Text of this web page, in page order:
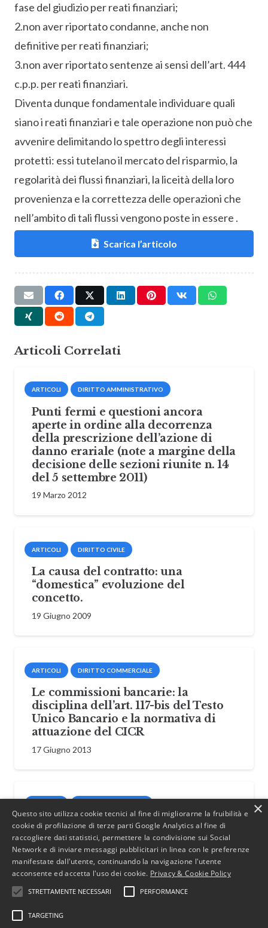
fase del giudizio per reati finanziari;
2.non aver riportato condanne, anche non
definitive per reati finanziari;
3.non aver riportato sentenze ai sensi dell’art. 444
c.p.p. per reati finanziari.
Diventa dunque fondamentale individuare quali
siano i reati finanziari e tale operazione non può che
avvenire delimitando lo spettro degli interessi
protetti: essi tutelano il mercato del risparmio, la
regolarità dei flussi finanziari, la liceità della loro
provenienza e la correttezza delle operazioni che
nell’ambito di tali flussi vengono poste in essere .
Scarica l’articolo
Articoli Correlati
ARTICOLI DIRITTO AMMINISTRATIVO
Punti fermi e questioni ancora
aperte in ordine alla decorrenza
della prescrizione dell’azione di
danno erariale (note a margine della
decisione delle sezioni riunite n. 14
del 5 settembre 2011)
19 Marzo 2012
ARTICOLI DIRITTO CIVILE
La causa del contratto: una
“domestica” evoluzione del
concetto.
19 Giugno 2009
ARTICOLI DIRITTO COMMERCIALE
Le commissioni bancarie: la
disciplina dell’art. 117-bis del Testo
Unico Bancario e la normativa di
attuazione del CICR
17 Giugno 2013
La stabile organizzazione ai fini IVA
19 Giugno 2012
×
Questo sito utilizza cookie tecnici al fine di migliorarne la fruibilità e
cookie di profilazione di terze parti Google Analytics al fine di
raccogliere dati statistici, permettere la condivisione sui Social
Network e di inviare messaggi pubblicitari in linea con le preferenze
manifestate dall'utente, continuando la navigazione l'utente
acconsente ed accetta l'uso dei cookie. Privacy & Cookie Policy
STRETTAMENTE NECESSARI PERFORMANCE
TARGETING